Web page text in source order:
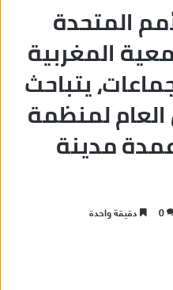
المتحدة
المغربية
يتباحث
لمنظمة
مدينة
0 دقيقة واحدة